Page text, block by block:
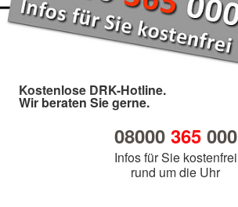
Kostenlose DRK-Hotline.
Wir beraten Sie gerne.
08000 365000
Infos für Sie kostenfrei
rund um die Uhr